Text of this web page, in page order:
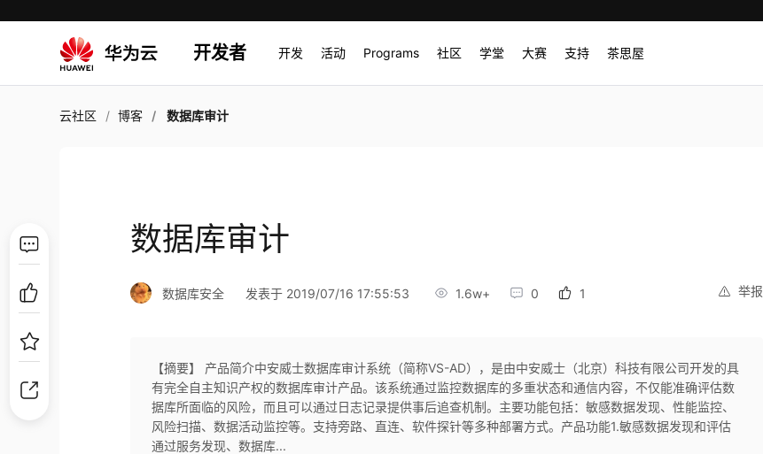
开发者 开发 活动 Programs 社区 学堂 大赛 支持 茶思屋
云社区 博客 数据库审计
数据库审计
举报
数据库安全 发表于 2019/07/16 17:55:53 1.6w+ 0 1
【摘要】 产品简介中安威士数据库审计系统（简称VS-AD），是由中安威士（北京）科技有限公司开发的具
有完全自主知识产权的数据库审计产品。该系统通过监控数据库的多重状态和通信内容，不仅能准确评估数
据库所面临的风险，而且可以通过日志记录提供事后追查机制。主要功能包括：敏感数据发现、性能监控、
风险扫描、数据活动监控等。支持旁路、直连、软件探针等多种部署方式。产品功能1.敏感数据发现和评估
通过服务发现、数据库...